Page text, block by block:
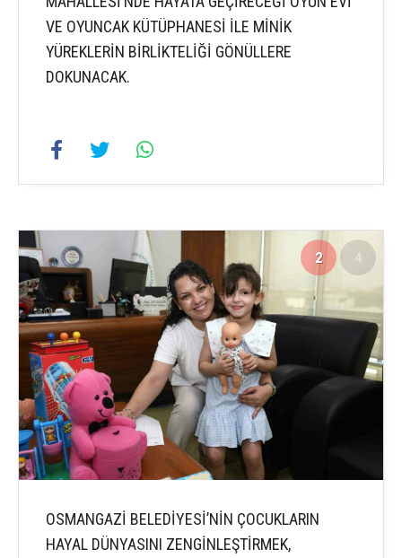
VE OYUNCAK KÜTÜPHANESİ İLE MİNİK
YÜREKLERİN BİRLİKTELİĞİ GÖNÜLLERE
DOKUNACAK.
2 4
OSMANGAZİ BELEDİYESİ’NİN ÇOCUKLARIN
HAYAL DÜNYASINI ZENGİNLEŞTİRMEK,